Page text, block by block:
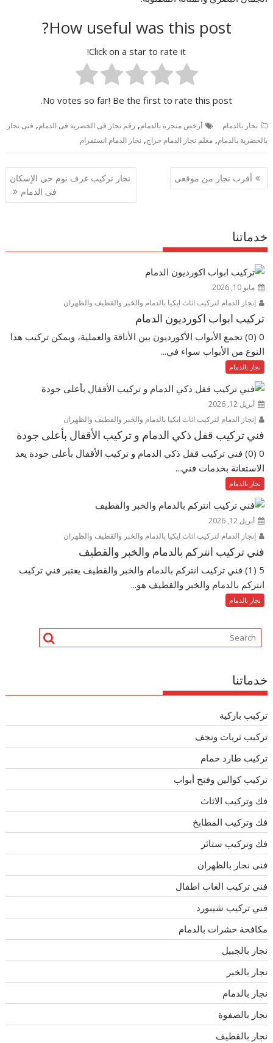
How useful was this post?
Click on a star to rate it!
No votes so far! Be the first to rate this post.
نجار بالدمام أرخص منجرة بالدمام, رقم نجار فى الخضرية فى الدمام, فنى نجار
بالخضرية بالدمام,معلم نجار الدمام حراج,نجار الدمام انستقرام
تصفّح
المقالات
أقرب نجار من موقعى
نجار تركيب غرف نوم حي الإسكان
فى الدمام
خدماتنا
مايو 10, 2026
إنجاز الدمام لتركيب اثاث ايكيا بالدمام والخبر والقطيف والظهران
تركيب ابواب اكورديون الدمام
0 (0) تجمع الأبواب الأكورديون بين الأناقة والعملية، ويمكن تركيب هذا
النوع من الأبواب سواء في...
نجار بالدمام
أبريل 12, 2026
إنجاز الدمام لتركيب اثاث ايكيا بالدمام والخبر والقطيف والظهران
فني تركيب قفل ذكي الدمام و تركيب الأقفال بأعلى جودة
0 (0) فني تركيب قفل ذكي الدمام و تركيب الأقفال بأعلى جودة يعد
الاستعانة بخدمات فني...
نجار بالدمام
أبريل 12, 2026
إنجاز الدمام لتركيب اثاث ايكيا بالدمام والخبر والقطيف والظهران
فني تركيب انتركم بالدمام والخبر والقطيف
5 (1) فني تركيب انتركم بالدمام والخبر والقطيف يعتبر فني تركيب
انتركم بالدمام والخبر والقطيف هو...
نجار بالدمام
خدماتنا
تركيب باركية
تركيب ثريات ونجف
تركيب طارد حمام
تركيب كوالين وفتح أبواب
فك وتركيب الاثاث
فك وتركيب المطابخ
فك وتركيب ستائر
فنى نجار بالظهران
فني تركيب العاب اطفال
فني تركيب شيبورد
مكافحة حشرات بالدمام
نجار بالجبيل
نجار بالخبر
نجار بالدمام
نجار بالصفوة
نجار بالقطيف